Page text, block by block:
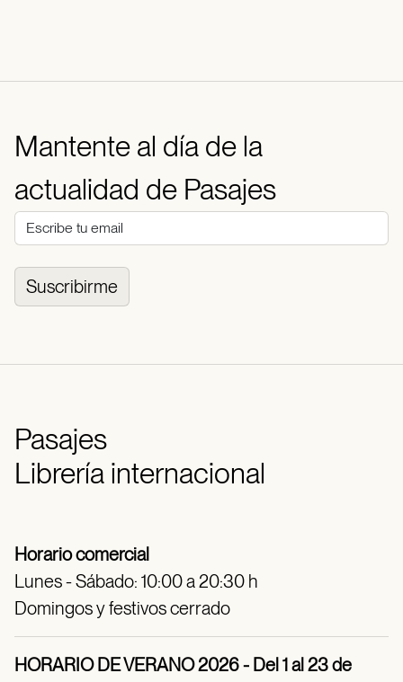
Mantente al día de la
actualidad de Pasajes
Suscribirme
Pasajes
Librería internacional
Horario comercial
Lunes - Sábado: 10:00 a 20:30 h
Domingos y festivos cerrado
HORARIO DE VERANO 2026 - Del 1 al 23 de